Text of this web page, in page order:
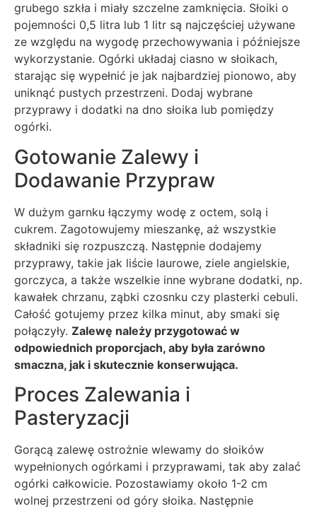
grubego szkła i miały szczelne zamknięcia. Słoiki o
pojemności 0,5 litra lub 1 litr są najczęściej używane
ze względu na wygodę przechowywania i późniejsze
wykorzystanie. Ogórki układaj ciasno w słoikach,
starając się wypełnić je jak najbardziej pionowo, aby
uniknąć pustych przestrzeni. Dodaj wybrane
przyprawy i dodatki na dno słoika lub pomiędzy
ogórki.
Gotowanie Zalewy i
Dodawanie Przypraw
W dużym garnku łączymy wodę z octem, solą i
cukrem. Zagotowujemy mieszankę, aż wszystkie
składniki się rozpuszczą. Następnie dodajemy
przyprawy, takie jak liście laurowe, ziele angielskie,
gorczyca, a także wszelkie inne wybrane dodatki, np.
kawałek chrzanu, ząbki czosnku czy plasterki cebuli.
Całość gotujemy przez kilka minut, aby smaki się
połączyły. Zalewę należy przygotować w
odpowiednich proporcjach, aby była zarówno
smaczna, jak i skutecznie konserwująca.
Proces Zalewania i
Pasteryzacji
Gorącą zalewę ostrożnie wlewamy do słoików
wypełnionych ogórkami i przyprawami, tak aby zalać
ogórki całkowicie. Pozostawiamy około 1-2 cm
wolnej przestrzeni od góry słoika. Następnie